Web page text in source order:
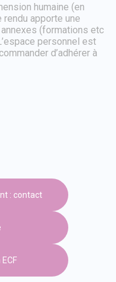
humaine (en
apporte une
(formations etc
personnel est
d’adhérer à
: contact